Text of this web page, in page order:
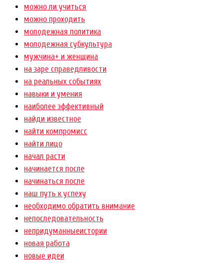
можно ли учиться
можно проходить
молодежная политика
молодежная субкультура
мужчина+ и женщина
на заре справедливости
на реальных событиях
навыки и умения
наиболее эффективный
найди известное
найти компромисс
найти лицо
начал расти
начинается после
начинаться после
наш путь к успеху
необходимо обратить внимание
непоследовательность
непридуманныеистории
новая работа
новые идеи